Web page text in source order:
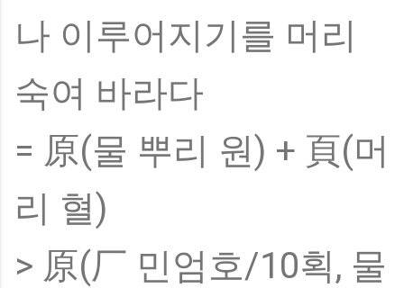
나 이루어지기를 머리
숙여 바라다
= 原(물 뿌리 원) + 頁(머
리 혈)
> 原(厂 민엄호/10획, 물